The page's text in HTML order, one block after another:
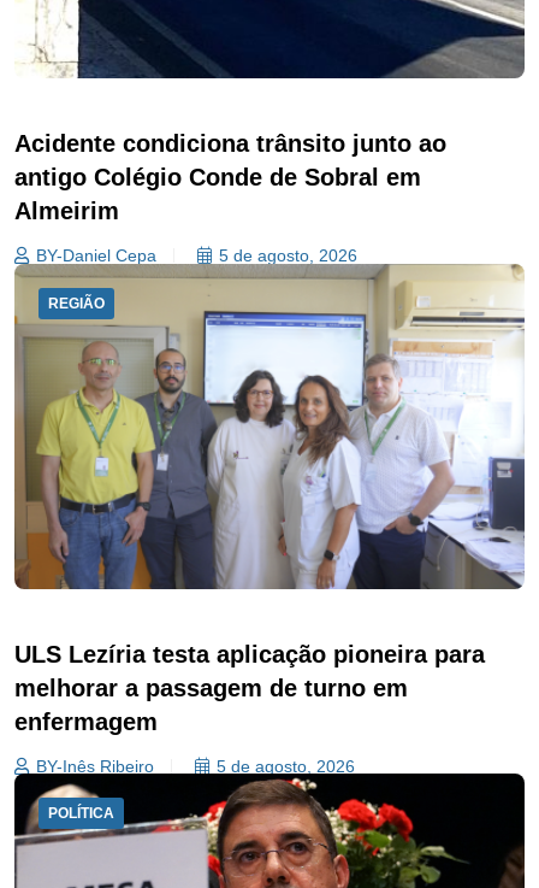
Acidente condiciona trânsito junto ao
antigo Colégio Conde de Sobral em
Almeirim
BY-Daniel Cepa 5 de agosto, 2026
REGIÃO
ULS Lezíria testa aplicação pioneira para
melhorar a passagem de turno em
enfermagem
BY-Inês Ribeiro 5 de agosto, 2026
POLÍTICA